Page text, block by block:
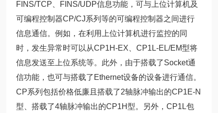
FINS/TCP、FINS/UDP信息功能，可与上位计算机及
可编程控制器CP/CJ系列等的可编程控制器之间进行
信息通信。例如，在利用上位计算机进行监控的同
时，发生异常时可以从CP1H-EX、CP1L-EL/EM型将
信息发送至上位系统等。此外，由于搭载了Socket通
信功能，也可与搭载了Ethernet设备的设备进行通信。
CP系列包括价格低廉且搭载了2轴脉冲输出的CP1E-N
型、搭载了4轴脉冲输出的CP1H型。另外，CP1L包